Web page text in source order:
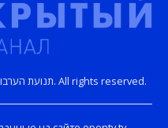
Copyright © Открытый телеканал. תנועת הערבות. All rights reserved.